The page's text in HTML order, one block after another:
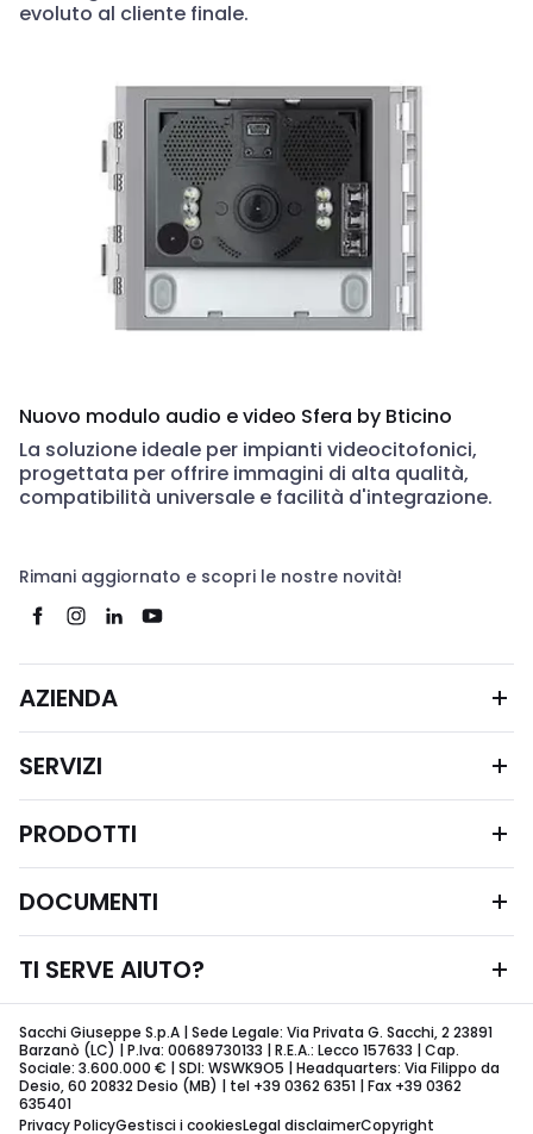
evoluto al cliente finale.
Nuovo modulo audio e video Sfera by Bticino
La soluzione ideale per impianti videocitofonici,
progettata per offrire immagini di alta qualità,
compatibilità universale e facilità d'integrazione.
Rimani aggiornato e scopri le nostre novità!
AZIENDA
SERVIZI
PRODOTTI
DOCUMENTI
TI SERVE AIUTO?
Sacchi Giuseppe S.p.A | Sede Legale: Via Privata G. Sacchi, 2 23891
Barzanò (LC) | P.Iva: 00689730133 | R.E.A.: Lecco 157633 | Cap.
Sociale: 3.600.000 € | SDI: WSWK9O5 | Headquarters: Via Filippo da
Desio, 60 20832 Desio (MB) | tel +39 0362 6351 | Fax +39 0362
635401
Privacy PolicyGestisci i cookiesLegal disclaimerCopyright